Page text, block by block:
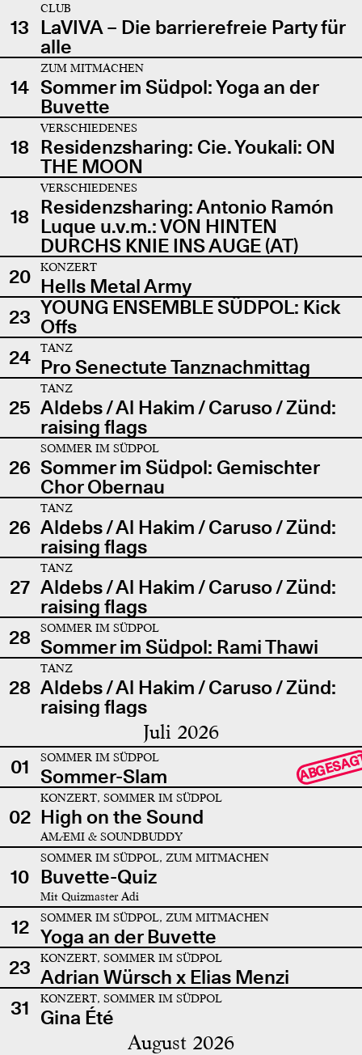
13
CLUB
LaVIVA – Die barrierefreie Party für
alle
14
ZUM MITMACHEN
Sommer im Südpol: Yoga an der
Buvette
18
VERSCHIEDENES
Residenzsharing: Cie. Youkali: ON
THE MOON
18
VERSCHIEDENES
Residenzsharing: Antonio Ramón
Luque u.v.m.: VON HINTEN
DURCHS KNIE INS AUGE (AT)
20
KONZERT
Hells Metal Army
23 YOUNG ENSEMBLE SÜDPOL: Kick
Offs
24
TANZ
Pro Senectute Tanznachmittag
25
TANZ
Aldebs / Al Hakim / Caruso / Zünd:
raising flags
26
SOMMER IM SÜDPOL
Sommer im Südpol: Gemischter
Chor Obernau
26
TANZ
Aldebs / Al Hakim / Caruso / Zünd:
raising flags
27
TANZ
Aldebs / Al Hakim / Caruso / Zünd:
raising flags
28
SOMMER IM SÜDPOL
Sommer im Südpol: Rami Thawi
28
TANZ
Aldebs / Al Hakim / Caruso / Zünd:
raising flags
Juli 2026
01 SOMMER IM SÜDPOL
Sommer-Slam
02
KONZERT, SOMMER IM SÜDPOL
High on the Sound
AMÆMI & SOUNDBUDDY
10
SOMMER IM SÜDPOL, ZUM MITMACHEN
Buvette-Quiz
Mit Quizmaster Adi
12 SOMMER IM SÜDPOL, ZUM MITMACHEN
Yoga an der Buvette
23
KONZERT, SOMMER IM SÜDPOL
Adrian Würsch x Elias Menzi
31
KONZERT, SOMMER IM SÜDPOL
Gina Été
August 2026